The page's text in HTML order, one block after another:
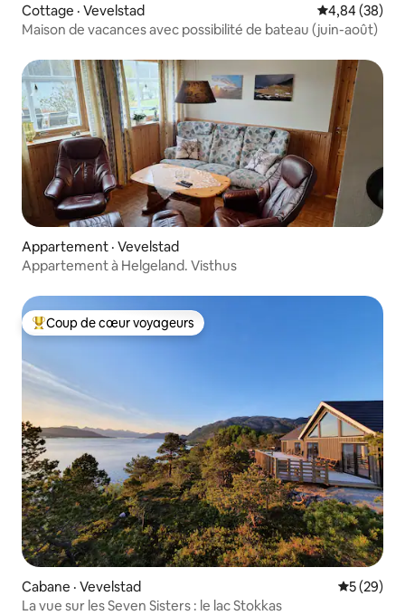
Cottage · Vevelstad Note
4,84 (38)
Maison de vacances avec possibilité de bateau (juin-août)
Appartement · Vevelstad
Appartement à Helgeland. Visthus
Coup de cœur voyageurs parmi les plus aimés
Coup de cœur voyageurs
Cabane · Vevelstad Note
5 (29)
La vue sur les Seven Sisters : le lac Stokkas